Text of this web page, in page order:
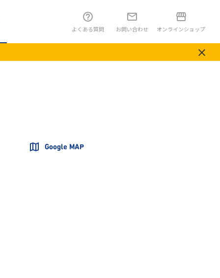
よくある質問 お問い合わせ オンラインショップ
Google MAP